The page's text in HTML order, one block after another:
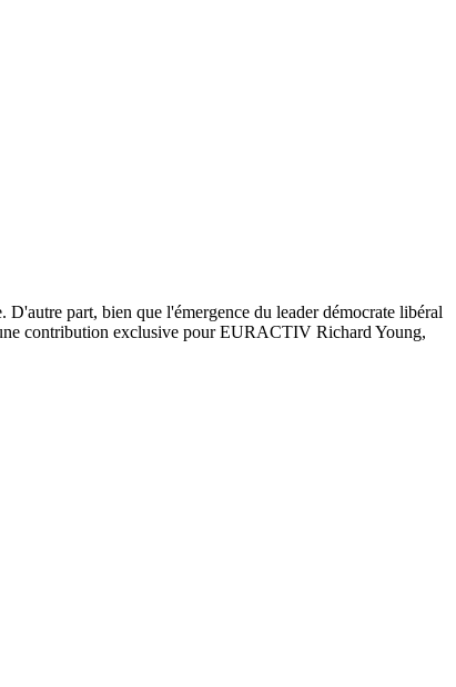
part, bien que l'émergence du leader démocrate libéral
contribution exclusive pour EURACTIV Richard Young,